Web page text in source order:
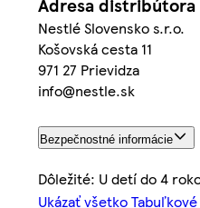
Adresa distribútora
Nestlé Slovensko s.r.o.
Košovská cesta 11
971 27 Prievidza
info@nestle.sk
Bezpečnostné informácie
Dôležité: U detí do 4
Ukázať všetko